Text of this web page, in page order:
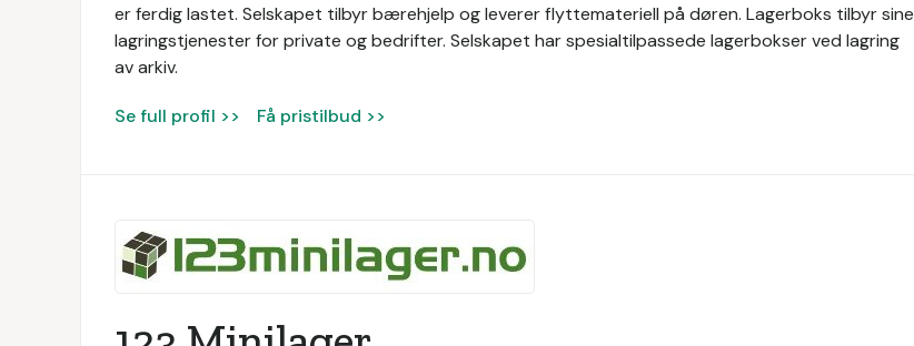
er ferdig lastet. Selskapet tilbyr bærehjelp og leverer flyttemateriell på døren. Lagerboks tilbyr sine
lagringstjenester for private og bedrifter. Selskapet har spesialtilpassede lagerbokser ved lagring
av arkiv.
Se full profil >> Få pristilbud >>